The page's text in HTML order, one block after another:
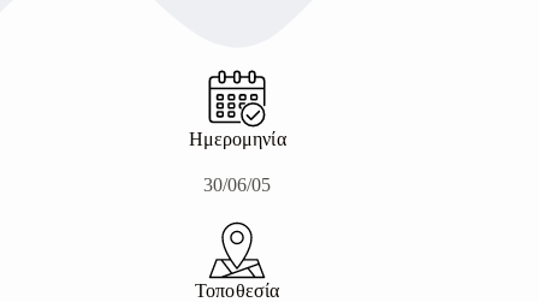
Ημερομηνία
30/06/05
Τοποθεσία